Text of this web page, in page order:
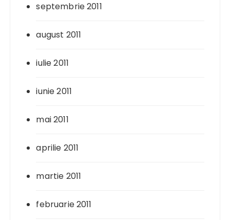
septembrie 2011
august 2011
iulie 2011
iunie 2011
mai 2011
aprilie 2011
martie 2011
februarie 2011